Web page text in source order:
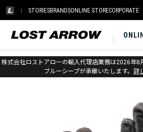
STORIESBRANDSONLINE STORECORPORATE
株式会社ロストアローの輸入代理店業務は2026年8
ブルーシープが承継いたします。 詳
ホーム > ブラックダイヤモンド > グローブ > ラ